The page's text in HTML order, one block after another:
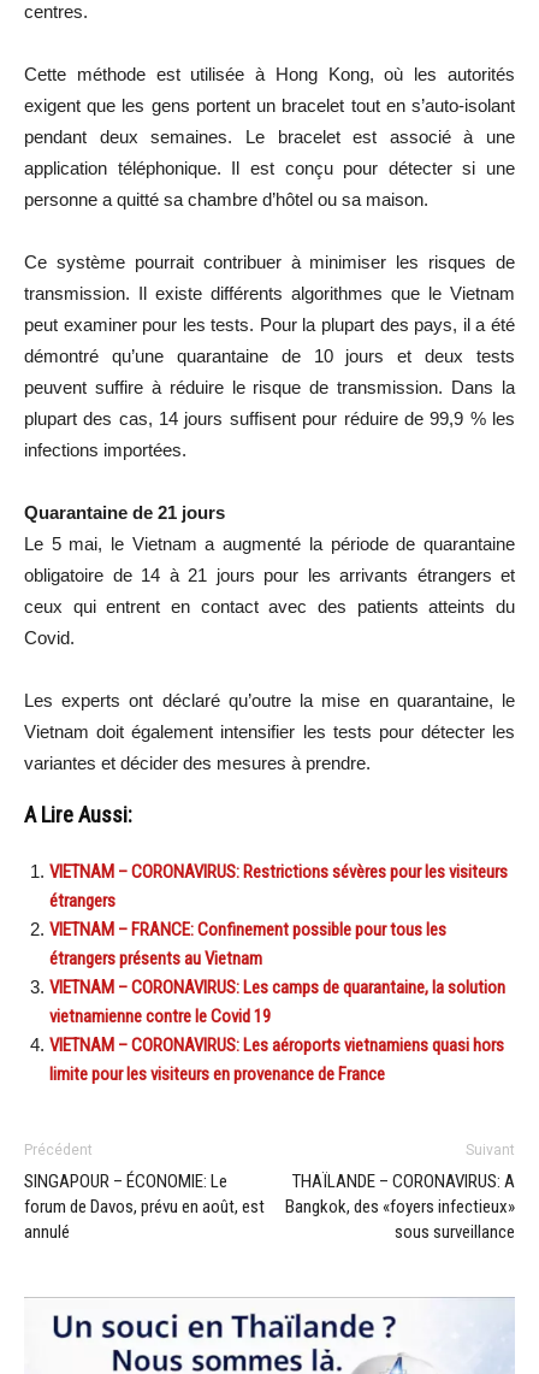
centres.
Cette méthode est utilisée à Hong Kong, où les autorités
exigent que les gens portent un bracelet tout en s’auto-isolant
pendant deux semaines. Le bracelet est associé à une
application téléphonique. Il est conçu pour détecter si une
personne a quitté sa chambre d’hôtel ou sa maison.
Ce système pourrait contribuer à minimiser les risques de
transmission. Il existe différents algorithmes que le Vietnam
peut examiner pour les tests. Pour la plupart des pays, il a été
démontré qu’une quarantaine de 10 jours et deux tests
peuvent suffire à réduire le risque de transmission. Dans la
plupart des cas, 14 jours suffisent pour réduire de 99,9 % les
infections importées.
Quarantaine de 21 jours
Le 5 mai, le Vietnam a augmenté la période de quarantaine
obligatoire de 14 à 21 jours pour les arrivants étrangers et
ceux qui entrent en contact avec des patients atteints du
Covid.
Les experts ont déclaré qu’outre la mise en quarantaine, le
Vietnam doit également intensifier les tests pour détecter les
variantes et décider des mesures à prendre.
A Lire Aussi:
VIETNAM – CORONAVIRUS: Restrictions sévères pour les visiteurs
étrangers
VIETNAM – FRANCE: Confinement possible pour tous les
étrangers présents au Vietnam
VIETNAM – CORONAVIRUS: Les camps de quarantaine, la solution
vietnamienne contre le Covid 19
VIETNAM – CORONAVIRUS: Les aéroports vietnamiens quasi hors
limite pour les visiteurs en provenance de France
Précédent
SINGAPOUR – ÉCONOMIE: Le
forum de Davos, prévu en août, est
annulé
Suivant
THAÏLANDE – CORONAVIRUS: A
Bangkok, des «foyers infectieux»
sous surveillance